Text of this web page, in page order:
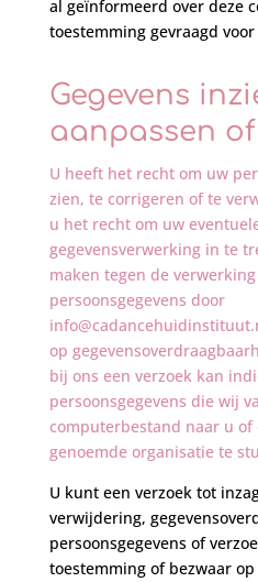
al geïnformeerd over deze
toestemming gevraagd
Gegevens
aanpassen
U heeft het recht om uw
zien, te corrigeren of te
u het recht om uw
gegevensverwerking in te
maken tegen de
persoonsgegevens door
op
bij ons een verzoek kan
persoonsgegevens die wij
computerbestand naar u of
genoemde organisatie te
U kunt een verzoek tot
verwijdering,
persoonsgegevens of
toestemming of bezwaar